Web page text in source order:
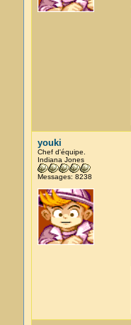
youki
Chef d'équipe.
Indiana Jones
Messages: 8238